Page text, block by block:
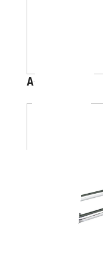
A4618